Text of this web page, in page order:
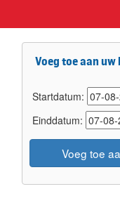
Voeg toe aan
Startdatum:
Einddatum:
Voeg toe